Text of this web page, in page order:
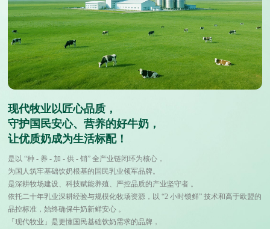
现代牧业以匠心品质，
守护国民安心、营养的好牛奶，
让优质奶成为生活标配！
是以 “种 - 养 - 加 - 供 - 销” 全产业链闭环为核心，
为国人筑牢基础饮奶根基的国民乳业领军品牌。
是深耕牧场建设、科技赋能养殖、严控品质的产业坚守者 。
依托二十年乳业深耕经验与规模化牧场资源，以 “2 小时锁鲜” 技术和高于欧盟的
品控标准，始终确保牛奶新鲜安心 。
「现代牧业」是更懂国民基础饮奶需求的品牌，